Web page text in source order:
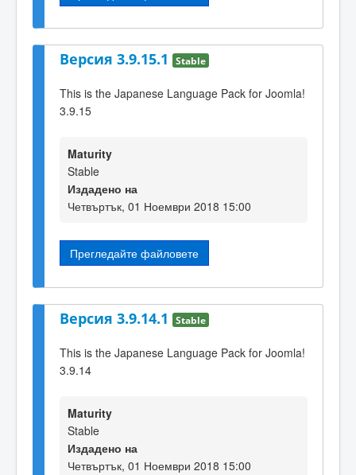
Версия 3.9.15.1 Stable
This is the Japanese Language Pack for Joomla!
3.9.15
Maturity
Stable
Издадено на
Четвъртък, 01 Ноември 2018 15:00
Прегледайте файловете
Версия 3.9.14.1 Stable
This is the Japanese Language Pack for Joomla!
3.9.14
Maturity
Stable
Издадено на
Четвъртък, 01 Ноември 2018 15:00